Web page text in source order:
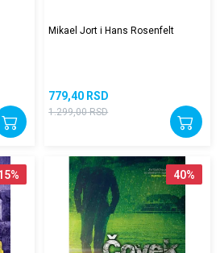
Mikael Jort i Hans Rosenfelt
779,40 RSD
1.299,00 RSD
% 40%